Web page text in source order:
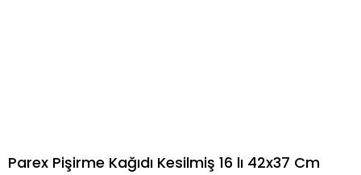
Parex Pişirme Kağıdı Kesilmiş 16 lı 42x37 Cm